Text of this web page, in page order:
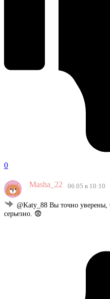
0
Masha_22 06.05 в 10:10
@Katy_88 Вы точно уверены,
серьезно. 😨